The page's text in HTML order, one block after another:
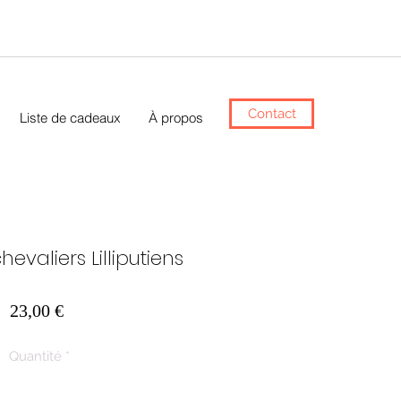
Liste de cadeaux À propos Contact
Lilliputiens
23,00 €Prix
Quantité *